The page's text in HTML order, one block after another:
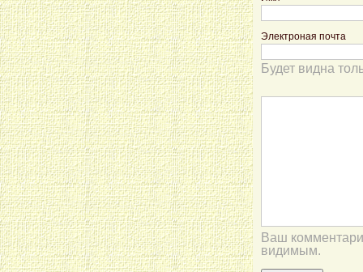
Электроная почта
Будет видна
Ваш
видимым.